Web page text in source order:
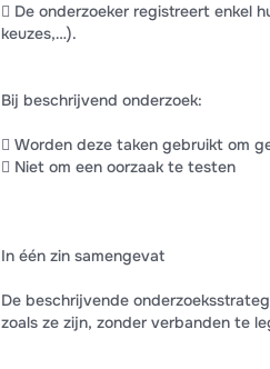
 De onderzoeker registreert enkel
keuzes,…).
Bij beschrijvend onderzoek:
 Worden deze taken gebruikt om
 Niet om een oorzaak te testen
In één zin samengevat
De beschrijvende
zoals ze zijn, zonder verbanden te